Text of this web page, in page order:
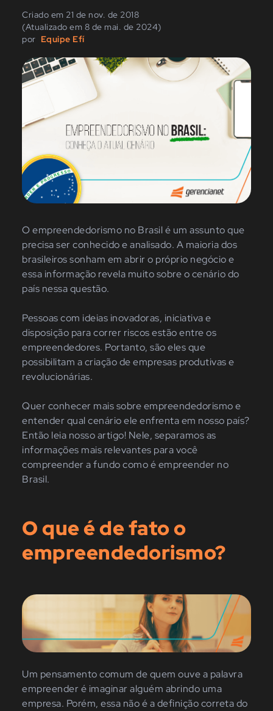
Criado em 21 de nov. de 2018
(Atualizado em 8 de mai. de 2024)
por Equipe Efí
O empreendedorismo no Brasil é um assunto que
precisa ser conhecido e analisado. A maioria dos
brasileiros sonham em abrir o próprio negócio e
essa informação revela muito sobre o cenário do
país nessa questão.
Pessoas com ideias inovadoras, iniciativa e
disposição para correr riscos estão entre os
empreendedores. Portanto, são eles que
possibilitam a criação de empresas produtivas e
revolucionárias.
Quer conhecer mais sobre empreendedorismo e
entender qual cenário ele enfrenta em nosso país?
Então leia nosso artigo! Nele, separamos as
informações mais relevantes para você
compreender a fundo como é empreender no
Brasil.
O que é de fato o
empreendedorismo?
Um pensamento comum de quem ouve a palavra
empreender é imaginar alguém abrindo uma
empresa. Porém, essa não é a definição correta do